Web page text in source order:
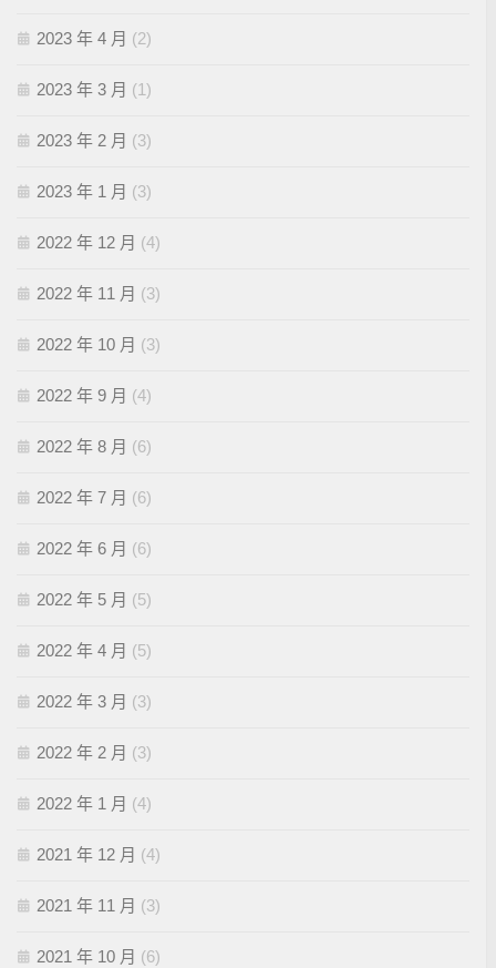
2023 年 4 月 (2)
2023 年 3 月 (1)
2023 年 2 月 (3)
2023 年 1 月 (3)
2022 年 12 月 (4)
2022 年 11 月 (3)
2022 年 10 月 (3)
2022 年 9 月 (4)
2022 年 8 月 (6)
2022 年 7 月 (6)
2022 年 6 月 (6)
2022 年 5 月 (5)
2022 年 4 月 (5)
2022 年 3 月 (3)
2022 年 2 月 (3)
2022 年 1 月 (4)
2021 年 12 月 (4)
2021 年 11 月 (3)
2021 年 10 月 (6)